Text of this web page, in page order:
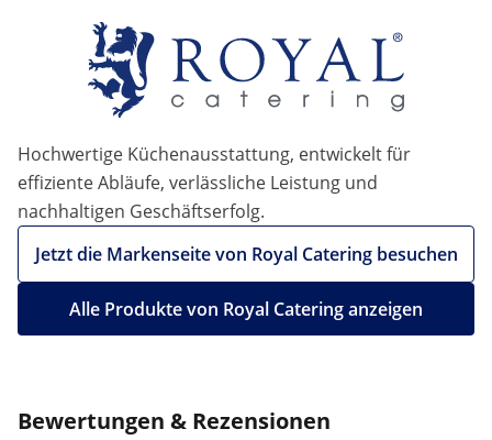
Hochwertige Küchenausstattung, entwickelt für
effiziente Abläufe, verlässliche Leistung und
nachhaltigen Geschäftserfolg.
Jetzt die Markenseite von Royal Catering besuchen
Alle Produkte von Royal Catering anzeigen
Bewertungen & Rezensionen